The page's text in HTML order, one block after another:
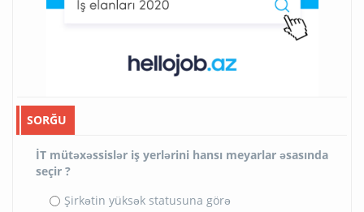
SORĞU
İT mütəxəssislər iş yerlərini hansı meyarlar əsasında
seçir ?
Şirkətin yüksək statusuna görə